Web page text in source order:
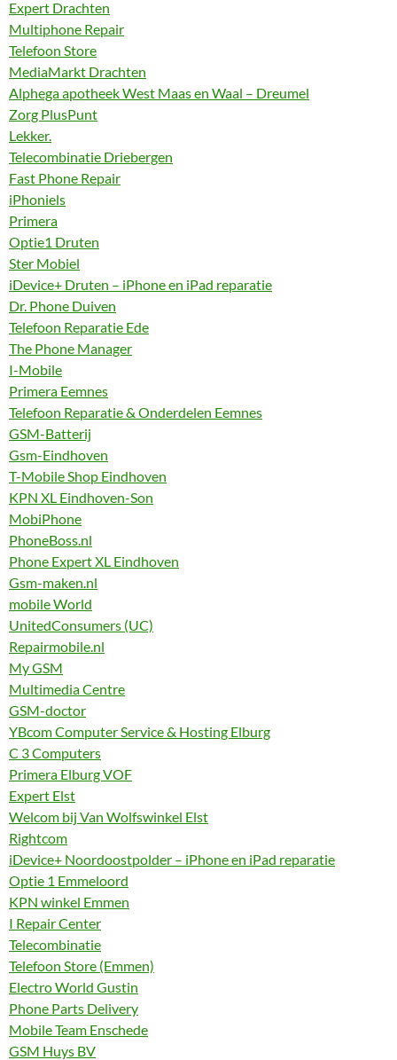
Expert Drachten
Multiphone Repair
Telefoon Store
MediaMarkt Drachten
Alphega apotheek West Maas en Waal – Dreumel
Zorg PlusPunt
Lekker.
Telecombinatie Driebergen
Fast Phone Repair
iPhoniels
Primera
Optie1 Druten
Ster Mobiel
iDevice+ Druten – iPhone en iPad reparatie
Dr. Phone Duiven
Telefoon Reparatie Ede
The Phone Manager
I-Mobile
Primera Eemnes
Telefoon Reparatie & Onderdelen Eemnes
GSM-Batterij
Gsm-Eindhoven
T-Mobile Shop Eindhoven
KPN XL Eindhoven-Son
MobiPhone
PhoneBoss.nl
Phone Expert XL Eindhoven
Gsm-maken.nl
mobile World
UnitedConsumers (UC)
Repairmobile.nl
My GSM
Multimedia Centre
GSM-doctor
YBcom Computer Service & Hosting Elburg
C 3 Computers
Primera Elburg VOF
Expert Elst
Welcom bij Van Wolfswinkel Elst
Rightcom
iDevice+ Noordoostpolder – iPhone en iPad reparatie
Optie 1 Emmeloord
KPN winkel Emmen
I Repair Center
Telecombinatie
Telefoon Store (Emmen)
Electro World Gustin
Phone Parts Delivery
Mobile Team Enschede
GSM Huys BV